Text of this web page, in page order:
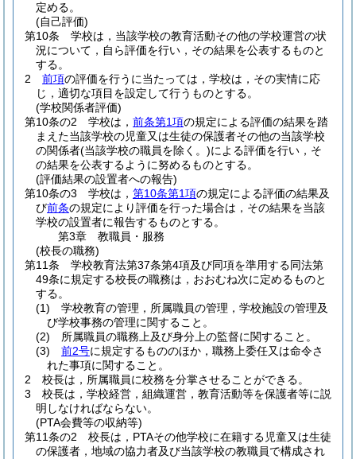
定める。
(自己評価)
第10条
学校は，当該学校の教育活動その他の学校運営の状
況について，自ら評価を行い，その結果を公表するものと
する。
2
前項の評価を行うに当たっては，学校は，その実情に応
じ，適切な項目を設定して行うものとする。
(学校関係者評価)
第10条の2
学校は， 前条第1項の規定による評価の結果を踏
まえた当該学校の児童又は生徒の保護者その他の当該学校
の関係者(当該学校の職員を除く。)による評価を行い，そ
の結果を公表するように努めるものとする。
(評価結果の設置者への報告)
第10条の3
学校は， 第10条第1項の規定による評価の結果及
び前条の規定により評価を行った場合は，その結果を当該
学校の設置者に報告するものとする。
第3章
教職員・服務
(校長の職務)
第11条
学校教育法第37条第4項及び同項を準用する同法第
49条に規定する校長の職務は，おおむね次に定めるものと
する。
(1)
学校教育の管理，所属職員の管理，学校施設の管理及
び学校事務の管理に関すること。
(2)
所属職員の職務上及び身分上の監督に関すること。
(3)
前2号に規定するもののほか，職務上委任又は命令さ
れた事項に関すること。
2
校長は，所属職員に校務を分掌させることができる。
3
校長は，学校経営，組織運営，教育活動等を保護者等に説
明しなければならない。
(PTA会費等の収納等)
第11条の2
校長は，PTAその他学校に在籍する児童又は生徒
の保護者，地域の協力者及び当該学校の教職員で構成され